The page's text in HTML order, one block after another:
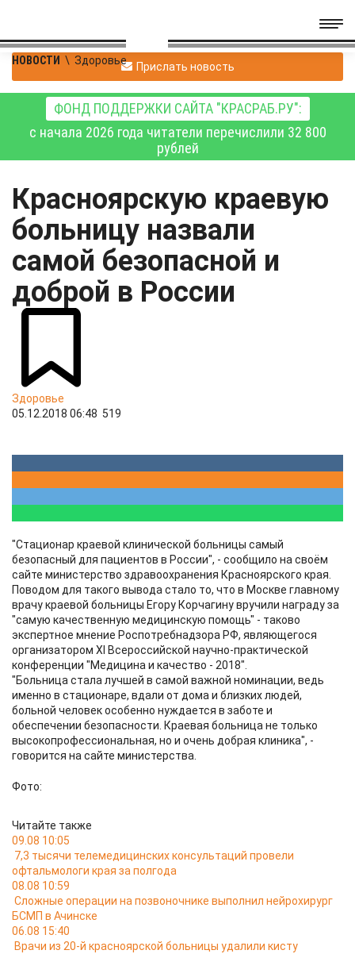
НОВОСТИ \ Здоровье Прислать новость
ФОНД ПОДДЕРЖКИ САЙТА "КРАСРАБ.РУ":
с начала 2026 года читатели перечислили 32 800
рублей
Красноярскую краевую
больницу назвали
самой безопасной и
доброй в России
Здоровье
05.12.2018 06:48 519
"Стационар краевой клинической больницы самый
безопасный для пациентов в России", - сообщило на своём
сайте министерство здравоохранения Красноярского края.
Поводом для такого вывода стало то, что в Москве главному
врачу краевой больницы Егору Корчагину вручили награду за
"самую качественную медицинскую помощь" - таково
экспертное мнение Роспотребнадзора РФ, являющегося
организатором XI Всероссийской научно-практической
конференции "Медицина и качество - 2018".
"Больница стала лучшей в самой важной номинации, ведь
именно в стационаре, вдали от дома и близких людей,
больной человек особенно нуждается в заботе и
обеспечении безопасности. Краевая больница не только
высокопрофессиональная, но и очень добрая клиника", -
говорится на сайте министерства.
Фото:
Читайте также
09.08 10:05
7,3 тысячи телемедицинских консультаций провели
офтальмологи края за полгода
08.08 10:59
Сложные операции на позвоночнике выполнил нейрохирург
БСМП в Ачинске
06.08 15:40
Врачи из 20-й красноярской больницы удалили кисту